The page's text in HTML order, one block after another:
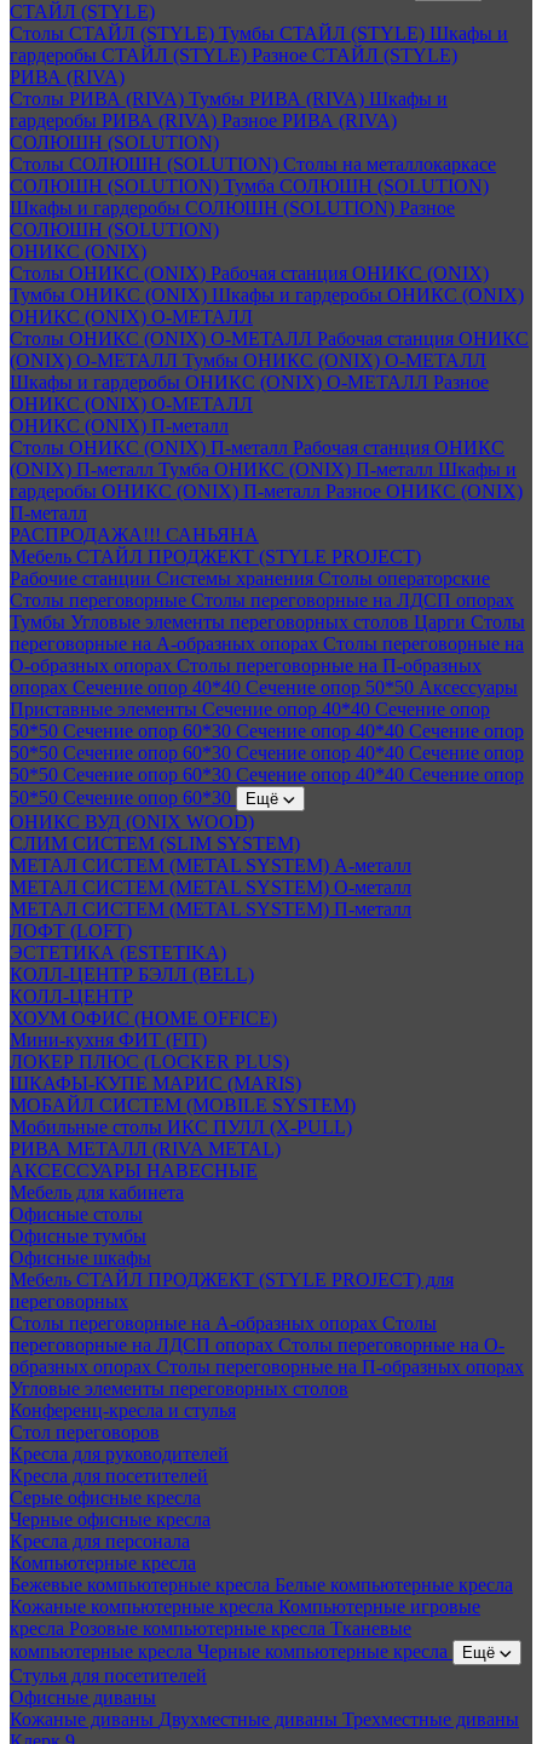
СТАЙЛ (STYLE)
Столы СТАЙЛ (STYLE) Тумбы СТАЙЛ (STYLE) Шкафы и
гардеробы СТАЙЛ (STYLE) Разное СТАЙЛ (STYLE)
РИВА (RIVA)
Столы РИВА (RIVA) Тумбы РИВА (RIVA) Шкафы и
гардеробы РИВА (RIVA) Разное РИВА (RIVA)
СОЛЮШН (SOLUTION)
Столы СОЛЮШН (SOLUTION) Столы на металлокаркасе
СОЛЮШН (SOLUTION) Тумба СОЛЮШН (SOLUTION)
Шкафы и гардеробы СОЛЮШН (SOLUTION) Разное
СОЛЮШН (SOLUTION)
ОНИКС (ONIX)
Столы ОНИКС (ONIX) Рабочая станция ОНИКС (ONIX)
Тумбы ОНИКС (ONIX) Шкафы и гардеробы ОНИКС (ONIX)
ОНИКС (ONIX) O-МЕТАЛЛ
Столы ОНИКС (ONIX) O-МЕТАЛЛ Рабочая станция ОНИКС
(ONIX) O-МЕТАЛЛ Тумбы ОНИКС (ONIX) O-МЕТАЛЛ
Шкафы и гардеробы ОНИКС (ONIX) O-МЕТАЛЛ Разное
ОНИКС (ONIX) O-МЕТАЛЛ
ОНИКС (ONIX) П-металл
Столы ОНИКС (ONIX) П-металл Рабочая станция ОНИКС
(ONIX) П-металл Тумба ОНИКС (ONIX) П-металл Шкафы и
гардеробы ОНИКС (ONIX) П-металл Разное ОНИКС (ONIX)
П-металл
РАСПРОДАЖА!!! САНЬЯНА
Мебель СТАЙЛ ПРОДЖЕКТ (STYLE PROJECT)
Рабочие станции Системы хранения Столы операторские
Столы переговорные Столы переговорные на ЛДСП опорах
Тумбы Угловые элементы переговорных столов Царги Столы
переговорные на А-образных опорах Столы переговорные на
О-образных опорах Столы переговорные на П-образных
опорах Сечение опор 40*40 Сечение опор 50*50 Аксессуары
Приставные элементы Сечение опор 40*40 Сечение опор
50*50 Сечение опор 60*30 Сечение опор 40*40 Сечение опор
50*50 Сечение опор 60*30 Сечение опор 40*40 Сечение опор
50*50 Сечение опор 60*30 Сечение опор 40*40 Сечение опор
50*50 Сечение опор 60*30 Ещё
ОНИКС ВУД (ONIX WOOD)
СЛИМ СИСТЕМ (SLIM SYSTEM)
МЕТАЛ СИСТЕМ (METAL SYSTEM) А-металл
МЕТАЛ СИСТЕМ (METAL SYSTEM) О-металл
МЕТАЛ СИСТЕМ (METAL SYSTEM) П-металл
ЛОФТ (LOFT)
ЭСТЕТИКА (ESTETIKA)
КОЛЛ-ЦЕНТР БЭЛЛ (BELL)
КОЛЛ-ЦЕНТР
ХОУМ ОФИС (HOME OFFICE)
Мини-кухня ФИТ (FIT)
ЛОКЕР ПЛЮС (LOCKER PLUS)
ШКАФЫ-КУПЕ МАРИС (MARIS)
МОБАЙЛ СИСТЕМ (MOBILE SYSTEM)
Мобильные столы ИКС ПУЛЛ (X-PULL)
РИВА МЕТАЛЛ (RIVA METAL)
АКСЕССУАРЫ НАВЕСНЫЕ
Мебель для кабинета
Офисные столы
Офисные тумбы
Офисные шкафы
Мебель СТАЙЛ ПРОДЖЕКТ (STYLE PROJECT) для
переговорных
Столы переговорные на А-образных опорах Столы
переговорные на ЛДСП опорах Столы переговорные на О-
образных опорах Столы переговорные на П-образных опорах
Угловые элементы переговорных столов
Конференц-кресла и стулья
Стол переговоров
Кресла для руководителей
Кресла для посетителей
Серые офисные кресла
Черные офисные кресла
Кресла для персонала
Компьютерные кресла
Бежевые компьютерные кресла Белые компьютерные кресла
Кожаные компьютерные кресла Компьютерные игровые
кресла Розовые компьютерные кресла Тканевые
компьютерные кресла Черные компьютерные кресла Ещё
Стулья для посетителей
Офисные диваны
Кожаные диваны Двухместные диваны Трехместные диваны